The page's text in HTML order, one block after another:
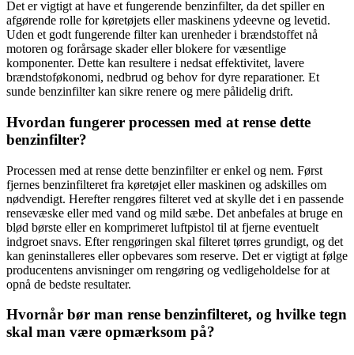
Det er vigtigt at have et fungerende benzinfilter, da det spiller en
afgørende rolle for køretøjets eller maskinens ydeevne og levetid.
Uden et godt fungerende filter kan urenheder i brændstoffet nå
motoren og forårsage skader eller blokere for væsentlige
komponenter. Dette kan resultere i nedsat effektivitet, lavere
brændstoføkonomi, nedbrud og behov for dyre reparationer. Et
sunde benzinfilter kan sikre renere og mere pålidelig drift.
Hvordan fungerer processen med at rense dette
benzinfilter?
Processen med at rense dette benzinfilter er enkel og nem. Først
fjernes benzinfilteret fra køretøjet eller maskinen og adskilles om
nødvendigt. Herefter rengøres filteret ved at skylle det i en passende
rensevæske eller med vand og mild sæbe. Det anbefales at bruge en
blød børste eller en komprimeret luftpistol til at fjerne eventuelt
indgroet snavs. Efter rengøringen skal filteret tørres grundigt, og det
kan geninstalleres eller opbevares som reserve. Det er vigtigt at følge
producentens anvisninger om rengøring og vedligeholdelse for at
opnå de bedste resultater.
Hvornår bør man rense benzinfilteret, og hvilke tegn
skal man være opmærksom på?